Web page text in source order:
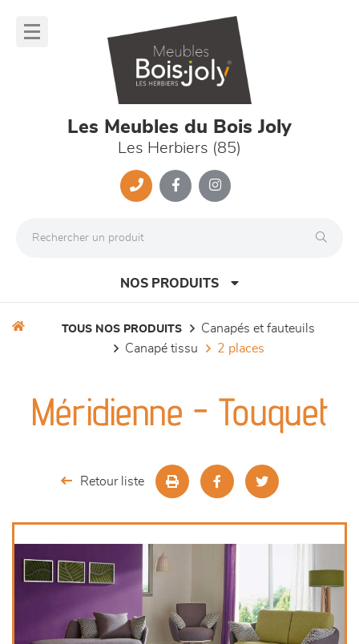
Les Meubles du Bois Joly
Les Herbiers (85)
NOS PRODUITS
séjours
chambres et dressing
literie
décoration
TOUS NOS PRODUITS
canapés et fauteuils
canapé tissu
2 places
Méridienne - Touquet
Retour liste